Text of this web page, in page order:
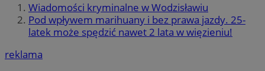
Wiadomości kryminalne w Wodzisławiu
Pod wpływem marihuany i bez prawa jazdy. 25-
latek może spędzić nawet 2 lata w więzieniu!
reklama